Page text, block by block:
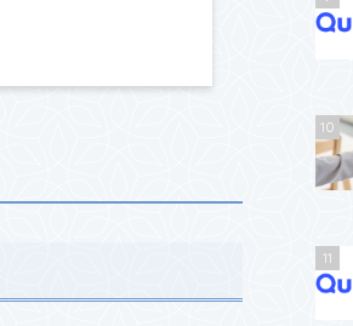
10
11